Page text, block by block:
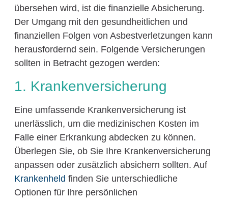
übersehen wird, ist die finanzielle Absicherung.
Der Umgang mit den gesundheitlichen und
finanziellen Folgen von Asbestverletzungen kann
herausfordernd sein. Folgende Versicherungen
sollten in Betracht gezogen werden:
1. Krankenversicherung
Eine umfassende Krankenversicherung ist
unerlässlich, um die medizinischen Kosten im
Falle einer Erkrankung abdecken zu können.
Überlegen Sie, ob Sie Ihre Krankenversicherung
anpassen oder zusätzlich absichern sollten. Auf
Krankenheld finden Sie unterschiedliche
Optionen für Ihre persönlichen